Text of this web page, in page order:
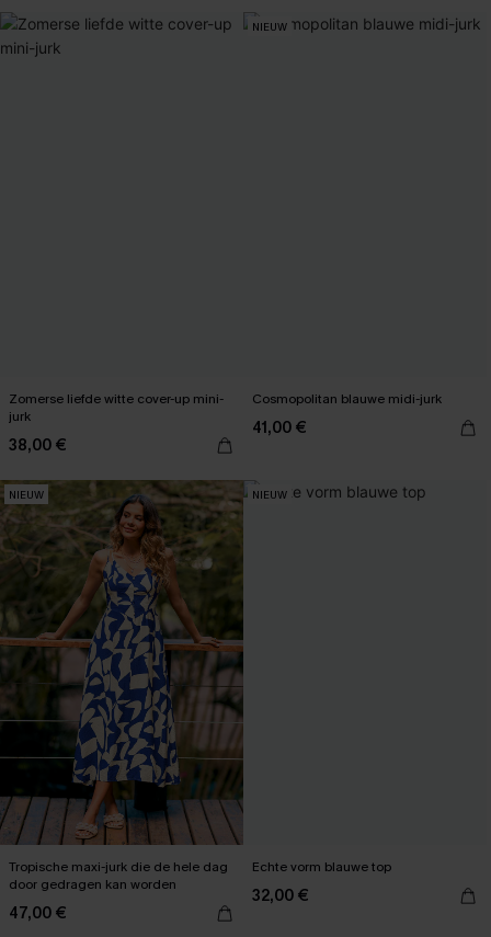
Zomerse liefde witte cover-up mini-
jurk
38,00 €
NIEUW
Cosmopolitan blauwe midi-jurk
41,00 €
NIEUW
Tropische maxi-jurk die de hele dag
door gedragen kan worden
47,00 €
NIEUW
Echte vorm blauwe top
32,00 €